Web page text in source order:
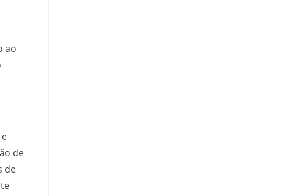
ao
de
de